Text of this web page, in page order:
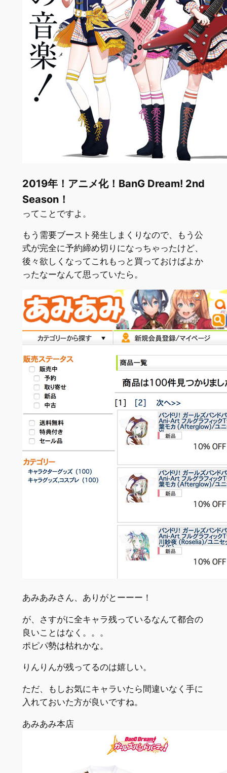
2019年！アニメ化！BanG Dream! 2nd
Season！
ってことですよ。
もう需要ブースト発生しまくりなので、もう公
式が完全に予約締め切りになっちゃったけど、
後々欲しくなってこれもっと買っておけばよか
ったなーなんて思っていたら。
あみあみさん、ありがとーーー！
が、さすがに全キャラ残っているなんて都合の
良いことはなく。。。
ポピパ勢は枯れかな。
りんりんが残ってるのは嬉しい。
ただ、もしお気にキャラいたら間違いなく手に
入れておいた方が良いですね。
あみあみ本店